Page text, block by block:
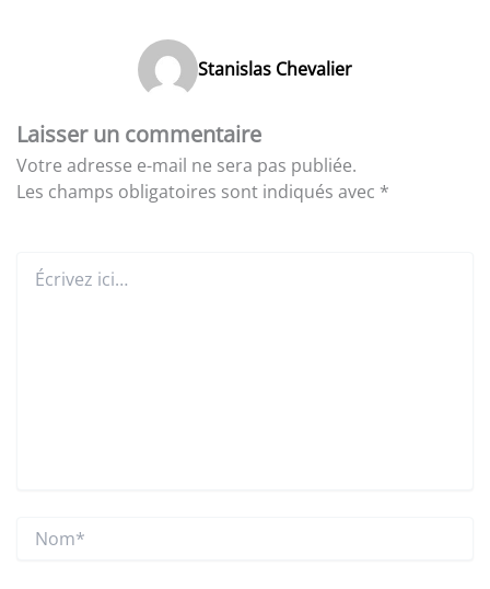
Stanislas Chevalier
Laisser un commentaire
Votre adresse e-mail ne sera pas publiée.
Les champs obligatoires sont indiqués avec *
ici…